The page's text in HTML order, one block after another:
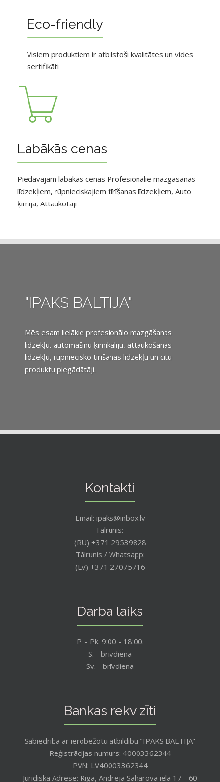
Eco-friendly
Visiem produktiem ir atbilstoši kvalitātes un vides
sertifikāti
Labākās cenas
Piedāvājam labākās cenas Profesionālie mazgāsanas
līdzekļiem, rūpnieciskajiem tīrīšanas līdzekļiem, Auto
ķīmija, Attaukotāji
"IPAKS BALTIJA"
Mēs esam lielākie profesionālo mazgāšanas
līdzekļu, automašīnu ķimikāliju, attaukošanas
līdzekļu, rūpniecisko tīrīšanas līdzekļu un citu
produktu piegādātāji.
Kontakti
Email: ipaks@inbox.lv
Tālrunis:
(RU) +371 29539828
Tālrunis / Whatsapp:
(LV) +371 27075716
Darba laiks
P. - Pk. 9:00 - 18:00.
S. - brīvdiena
Sv. - brīvdiena
Bankas rekvizīti
Sabiedrība ar ierobežotu atbildību "IPAKS BALTIJA"
Reģistrācijas numurs: 40003362344
PVN: LV40003362344
Juridiska Adrese: Rīga, Andreja Saharova iela 17 - 60